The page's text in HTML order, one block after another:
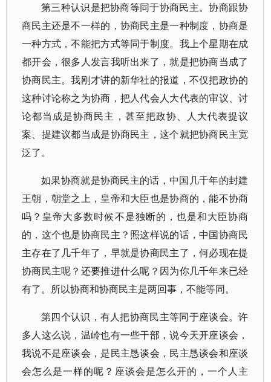
第三种认识是把协商等同于协商民主。协商跟协
商民主还是不一样的，协商民主是一种制度，协商是
一种方式，不能把方式等同于制度。我上个星期在成
都开会，很多人发言我听出来了，就是把协商当成了
协商民主。我刚才讲的新华社的报道，不仅把政协的
这种讨论称之为协商，把人代会人大代表的审议、讨
论都当成是协商民主，甚至把政协、人大代表提议
案、提建议都当成是协商民主，这个就把协商民主宽
泛了。
如果协商就是协商民主的话，中国几千年的封建
王朝，朝堂之上，皇帝和大臣也是协商的，能不协商
吗？皇帝大多数时候不是独断的，也是和大臣协商
的，这个也是协商民主？照这样说的话，中国协商民
主存在了几千年了，早就是协商民主了，何必现在提
协商民主呢？还要推进什么呢？因为你几千年来已经
有了。所以协商和协商民主是两回事，不能等同。
第四个认识，有人把协商民主等同于座谈会。许
多人这么说，温岭也有一些干部，说今天开座谈会，
我说不是座谈会，是民主恳谈会，民主恳谈会和座谈
会怎么是一样的呢？座谈会是怎么开的，一个人主